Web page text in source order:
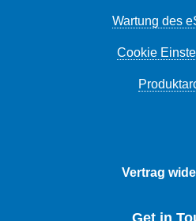
Wartung des
Cookie
Vertrag